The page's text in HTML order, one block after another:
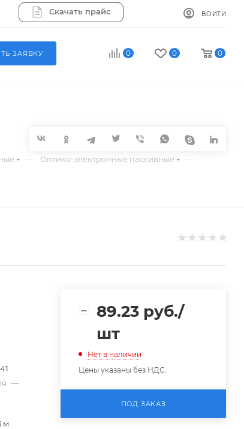
Скачать прайс ВОЙТИ
0 0 0
ЗАЯВКУ
— Оптико-электронные пассивные —
—
м
89.23 руб./
шт
Нет в наличии
Цены указаны без НДС.
ПОД ЗАКАЗ